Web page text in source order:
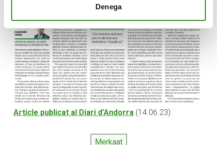
Denega
Article publicat al Diari d’Andorra (14.06.23)
Merkaat